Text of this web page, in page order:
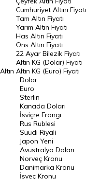
Endeksler
DÖVİZ
Döviz Kuru
Dolar Kuru
Euro Kuru
Pound Kuru
Frank Kuru
Riyal Kuru
Avustralya Doları
Danimarka Kronu Kuru
Kanada Doları Kuru
Altın
Cumhuriyet Altını Fiyatı
Tam Altın Fiyatı
Yarım Altın Fiyatı
Has Altın Fiyatı
Ons Altın Fiyatı
22 Ayar Bilezik Fiyatı
Altın KG (Dolar) Fiyatı
Altın KG (Euro) Fiyatı
Dolar
Euro
Sterlin
Kanada Doları
İsviçre Frangı
Rus Rublesi
Suudi Riyali
Japon Yeni
Avustralya Doları
Norveç Kronu
Danimarka Kronu
İsveç Kronu